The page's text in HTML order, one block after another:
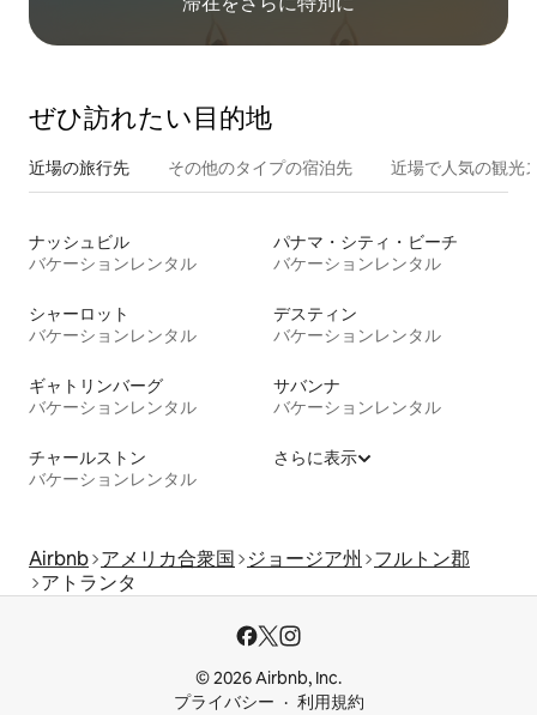
ぜひ訪⁠れ⁠た⁠い目⁠的⁠地
近場の旅行先 その他のタ⁠イ⁠プ⁠の宿⁠泊⁠先 近場で人気の観光
ナッシュビル
バケーションレンタル
パナマ・シティ・ビーチ
バケーションレンタル
シャーロット
バケーションレンタル
デスティン
バケーションレンタル
ギャトリンバーグ
バケーションレンタル
サバンナ
バケーションレンタル
チャールストン
バケーションレンタル
さらに表示
Airbnb アメリカ合衆国 ジョージア州
フルトン郡
アトランタ
© 2026 Airbnb, Inc.
プライバシー
利用規約